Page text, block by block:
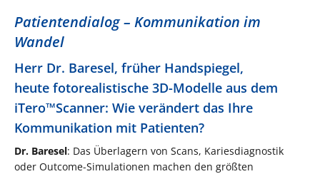
Patientendialog – Kommunikation im
Wandel
Herr Dr. Baresel, früher Handspiegel,
heute fotorealistische 3D-Modelle aus dem
iTero™Scanner: Wie verändert das Ihre
Kommunikation mit Patienten?
Dr. Baresel: Das Überlagern von Scans, Kariesdiagnostik
oder Outcome-Simulationen machen den größten